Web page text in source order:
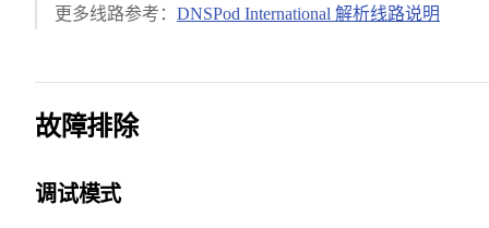
更多线路参考： DNSPod International 解析线路说明
故障排除
调试模式